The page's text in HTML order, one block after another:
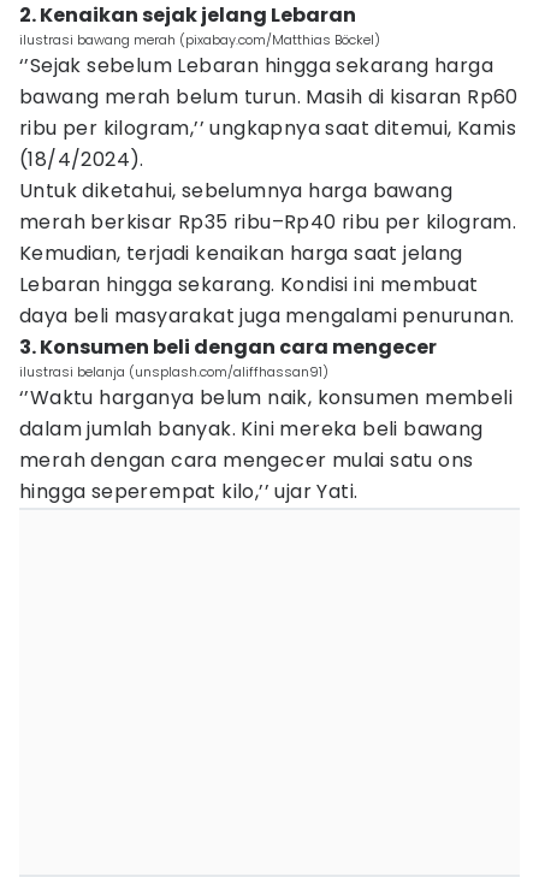
2. Kenaikan sejak jelang Lebaran
ilustrasi bawang merah (pixabay.com/Matthias Böckel)
‘’Sejak sebelum Lebaran hingga sekarang harga
bawang merah belum turun. Masih di kisaran Rp60
ribu per kilogram,’’ ungkapnya saat ditemui, Kamis
(18/4/2024).
Untuk diketahui, sebelumnya harga bawang
merah berkisar Rp35 ribu–Rp40 ribu per kilogram.
Kemudian, terjadi kenaikan harga saat jelang
Lebaran hingga sekarang. Kondisi ini membuat
daya beli masyarakat juga mengalami penurunan.
3. Konsumen beli dengan cara mengecer
ilustrasi belanja (unsplash.com/aliffhassan91)
‘’Waktu harganya belum naik, konsumen membeli
dalam jumlah banyak. Kini mereka beli bawang
merah dengan cara mengecer mulai satu ons
hingga seperempat kilo,’’ ujar Yati.